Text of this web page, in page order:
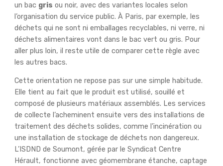
un bac gris ou noir, avec des variantes locales selon
l’organisation du service public. À Paris, par exemple, les
déchets qui ne sont ni emballages recyclables, ni verre, ni
déchets alimentaires vont dans le bac vert ou gris. Pour
aller plus loin, il reste utile de comparer cette règle avec
les autres bacs.
Cette orientation ne repose pas sur une simple habitude.
Elle tient au fait que le produit est utilisé, souillé et
composé de plusieurs matériaux assemblés. Les services
de collecte l’acheminent ensuite vers des installations de
traitement des déchets solides, comme l’incinération ou
une installation de stockage de déchets non dangereux.
L’ISDND de Soumont, gérée par le Syndicat Centre
Hérault, fonctionne avec géomembrane étanche, captage